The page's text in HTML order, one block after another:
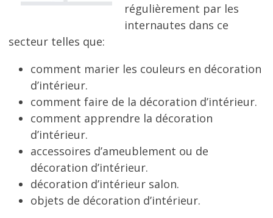
régulièrement par les
internautes dans ce
secteur telles que:
comment marier les couleurs en décoration
d’intérieur.
comment faire de la décoration d’intérieur.
comment apprendre la décoration
d’intérieur.
accessoires d’ameublement ou de
décoration d’intérieur.
décoration d’intérieur salon.
objets de décoration d’intérieur.